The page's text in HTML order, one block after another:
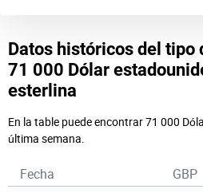
Datos históricos del tipo
71 000 Dólar
esterlina
En la table puede encontrar 71 000
última semana.
Fecha GBP